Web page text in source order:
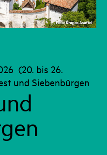
(20. bis 26.
und Siebenbürgen